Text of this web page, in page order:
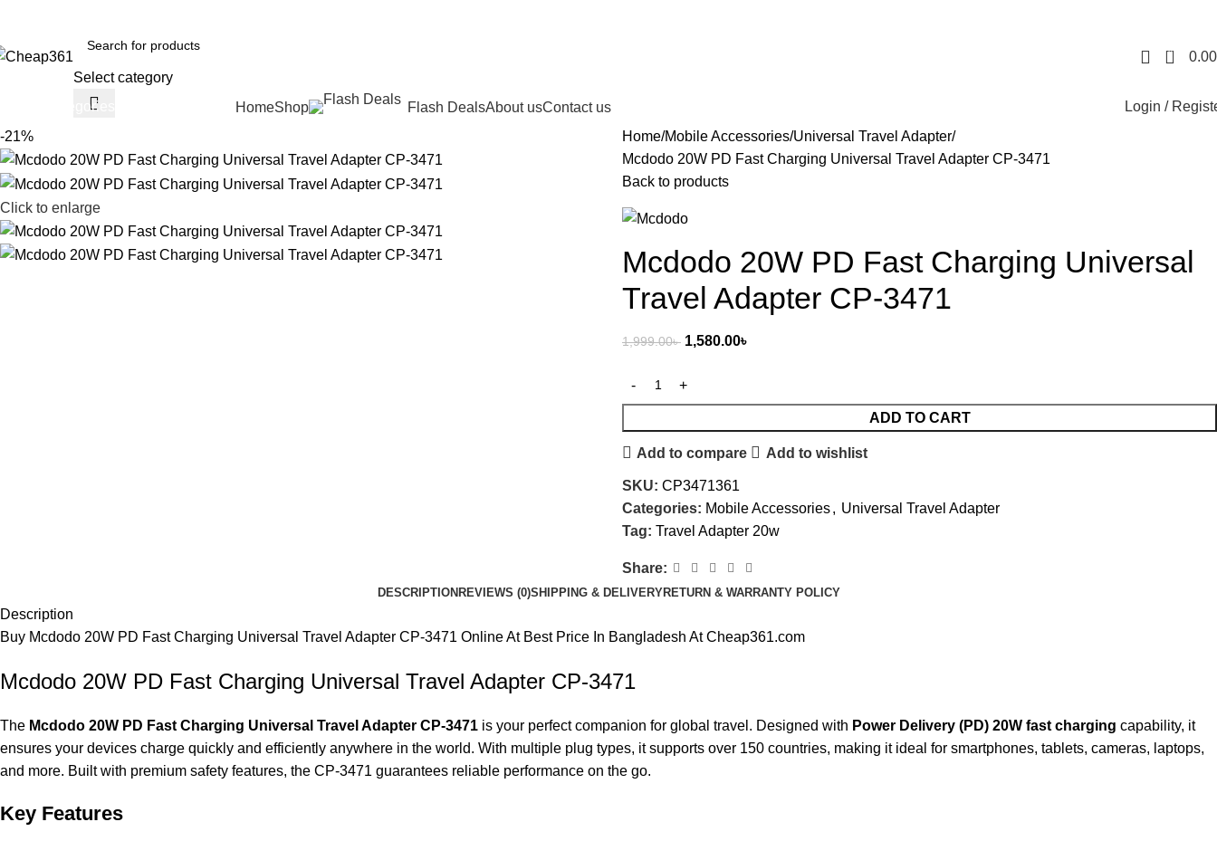
Select category
0 0.00
All Categories HomeShop Flash DealsAbout usContact us
Login /
-21%
Click to enlarge
Home Mobile Accessories Universal Travel Adapter
Mcdodo 20W PD Fast Charging Universal Travel Adapter CP-3471
Back to products
Mcdodo 20W PD Fast Charging Universal
Travel Adapter CP-3471
1,999.00৳ 1,580.00৳
ADD TO CART
Add to compare Add to wishlist
SKU: CP3471361
Categories: Mobile Accessories, Universal Travel Adapter
Tag: Travel Adapter 20w
Share:
DESCRIPTION REVIEWS (0)SHIPPING & DELIVERYRETURN & WARRANTY POLICY
Description
Buy Mcdodo 20W PD Fast Charging Universal Travel Adapter CP-3471 Online At Best Price In Bangladesh At Cheap361.com
Mcdodo 20W PD Fast Charging Universal Travel Adapter CP-3471
The Mcdodo 20W PD Fast Charging Universal Travel Adapter CP-3471 is your perfect companion for global travel. Designed with Power Delivery (PD) 20W fast charging capability, it
ensures your devices charge quickly and efficiently anywhere in the world. With multiple plug types, it supports over 150 countries, making it ideal for smartphones, tablets, cameras, laptops,
and more. Built with premium safety features, the CP-3471 guarantees reliable performance on the go.
Key Features